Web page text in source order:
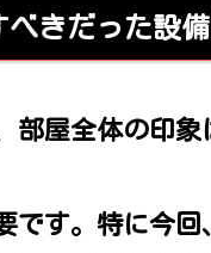
べきだった設
部屋全体の印象
です。特に今